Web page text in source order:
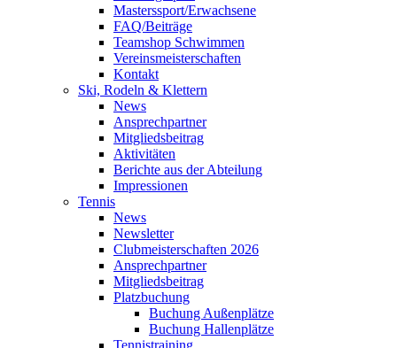
Masterssport/Erwachsene
FAQ/Beiträge
Teamshop Schwimmen
Vereinsmeisterschaften
Kontakt
Ski, Rodeln & Klettern
News
Ansprechpartner
Mitgliedsbeitrag
Aktivitäten
Berichte aus der Abteilung
Impressionen
Tennis
News
Newsletter
Clubmeisterschaften 2026
Ansprechpartner
Mitgliedsbeitrag
Platzbuchung
Buchung Außenplätze
Buchung Hallenplätze
Tennistraining